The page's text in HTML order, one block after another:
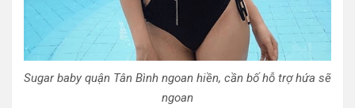
Sugar baby quận Tân Bình ngoan hiền, cần bố hỗ trợ hứa sẽ
ngoan